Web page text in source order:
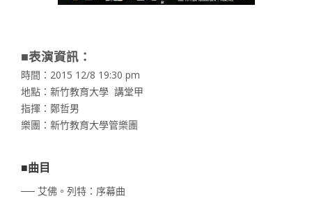
■表演資訊：
時間：2015 12/8 19:30 pm
地點：新竹教育大學 講堂甲
指揮：鄭哲男
樂團：新竹教育大學管樂團
■曲目
── 艾佛。列特：序幕曲